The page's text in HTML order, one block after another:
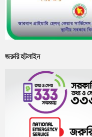
জরুরি হটলাইন